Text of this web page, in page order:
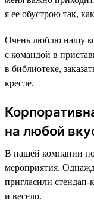
я ее обустрою так,
Очень люблю нашу
с командой в
в библиотеке,
кресле.
на любой
В нашей компании
мероприятия.
пригласили
и весело.